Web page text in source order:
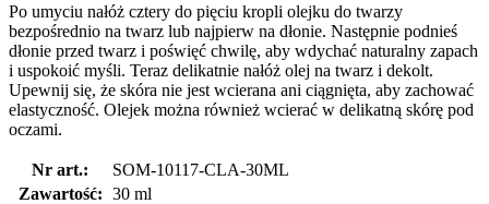
Po umyciu nałóż cztery do pięciu kropli olejku do twarzy
bezpośrednio na twarz lub najpierw na dłonie. Następnie podnieś
dłonie przed twarz i poświęć chwilę, aby wdychać naturalny zapach
i uspokoić myśli. Teraz delikatnie nałóż olej na twarz i dekolt.
Upewnij się, że skóra nie jest wcierana ani ciągnięta, aby zachować
elastyczność. Olejek można również wcierać w delikatną skórę pod
oczami.
Nr art.:
SOM-10117-CLA-30ML
Zawartość: 30 ml